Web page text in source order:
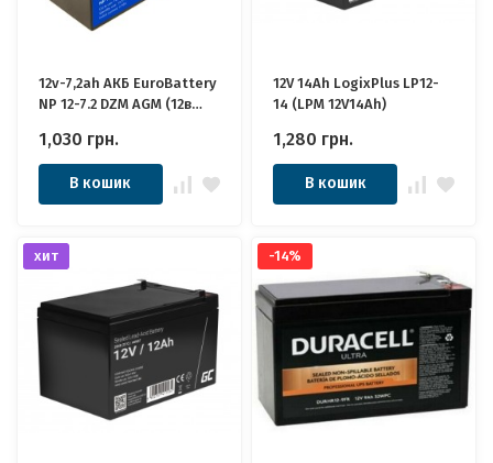
12v-7,2ah АКБ EuroBattery
NP 12-7.2 DZM AGM (12в
1,030 грн.
В кошик
12V 14Ah LogixPlus LP12-
14 (LPM 12V14Ah)
1,280 грн.
В кошик
хит -14%